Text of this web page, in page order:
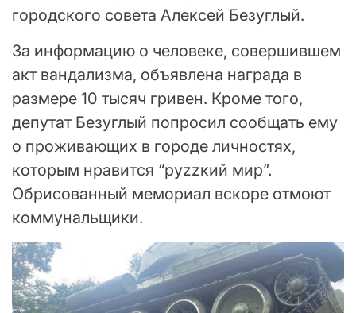
городского совета Алексей Безуглый.
За информацию о человеке, совершившем
акт вандализма, объявлена награда в
размере 10 тысяч гривен. Кроме того,
депутат Безуглый попросил сообщать ему
о проживающих в городе личностях,
которым нравится “руzzкий мир”.
Обрисованный мемориал вскоре отмоют
коммунальщики.